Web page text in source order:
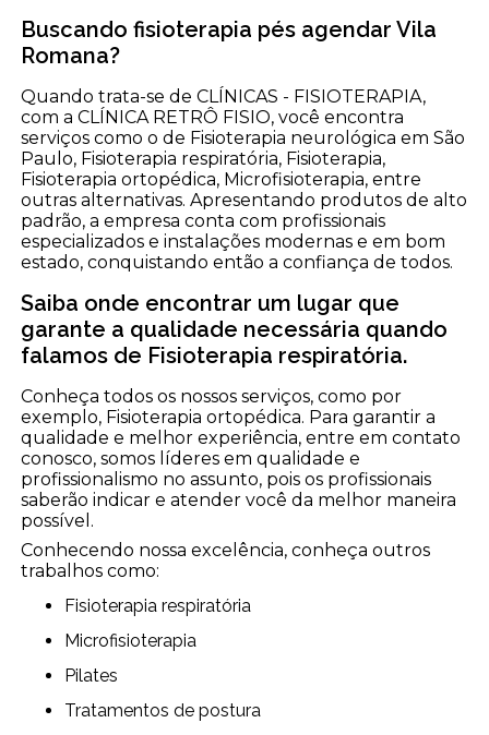
Buscando fisioterapia pés agendar Vila
Romana?
Quando trata-se de CLÍNICAS - FISIOTERAPIA,
com a CLÍNICA RETRÔ FISIO, você encontra
serviços como o de Fisioterapia neurológica em São
Paulo, Fisioterapia respiratória, Fisioterapia,
Fisioterapia ortopédica, Microfisioterapia, entre
outras alternativas. Apresentando produtos de alto
padrão, a empresa conta com profissionais
especializados e instalações modernas e em bom
estado, conquistando então a confiança de todos.
Saiba onde encontrar um lugar que
garante a qualidade necessária quando
falamos de Fisioterapia respiratória.
Conheça todos os nossos serviços, como por
exemplo, Fisioterapia ortopédica. Para garantir a
qualidade e melhor experiência, entre em contato
conosco, somos líderes em qualidade e
profissionalismo no assunto, pois os profissionais
saberão indicar e atender você da melhor maneira
possível.
Conhecendo nossa excelência, conheça outros
trabalhos como:
Fisioterapia respiratória
Microfisioterapia
Pilates
Tratamentos de postura